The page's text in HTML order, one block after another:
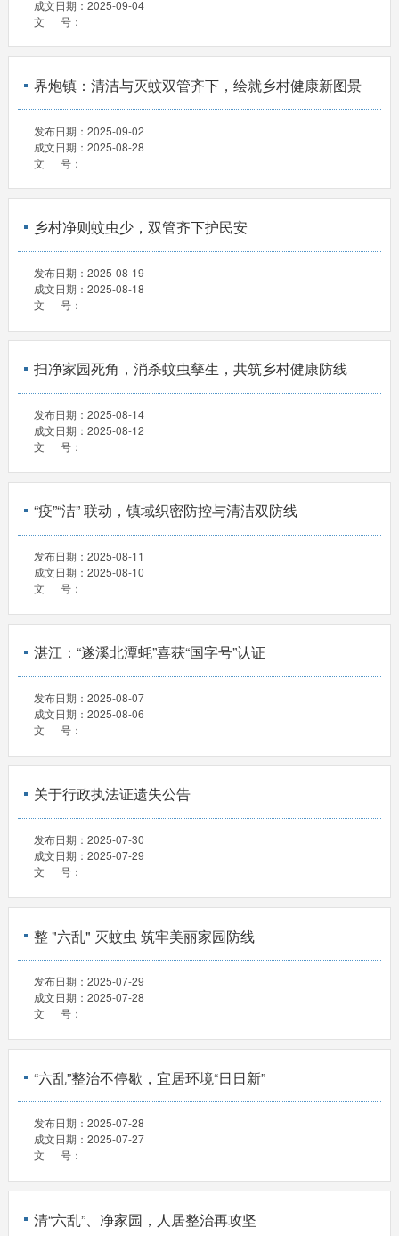
成文日期： 2025-09-04
文 号：
界炮镇：清洁与灭蚊双管齐下，绘就乡村健康新图景
发布日期： 2025-09-02
成文日期： 2025-08-28
文 号：
乡村净则蚊虫少，双管齐下护民安
发布日期： 2025-08-19
成文日期： 2025-08-18
文 号：
扫净家园死角，消杀蚊虫孳生，共筑乡村健康防线
发布日期： 2025-08-14
成文日期： 2025-08-12
文 号：
“疫”“洁” 联动，镇域织密防控与清洁双防线
发布日期： 2025-08-11
成文日期： 2025-08-10
文 号：
湛江：“遂溪北潭蚝”喜获“国字号”认证
发布日期： 2025-08-07
成文日期： 2025-08-06
文 号：
关于行政执法证遗失公告
发布日期： 2025-07-30
成文日期： 2025-07-29
文 号：
整 "六乱" 灭蚊虫 筑牢美丽家园防线
发布日期： 2025-07-29
成文日期： 2025-07-28
文 号：
“六乱”整治不停歇，宜居环境“日日新”
发布日期： 2025-07-28
成文日期： 2025-07-27
文 号：
清“六乱”、净家园，人居整治再攻坚